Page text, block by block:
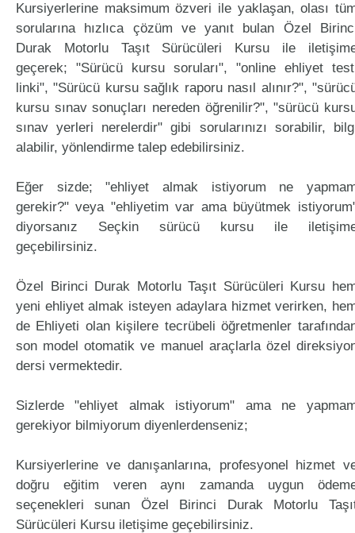
Kursiyerlerine maksimum özveri ile yaklaşan, olası
sorularına hızlıca çözüm ve yanıt bulan Özel
Durak Motorlu Taşıt Sürücüleri Kursu ile
geçerek; "Sürücü kursu soruları", "online ehliyet
linki", "Sürücü kursu sağlık raporu nasıl alınır?",
kursu sınav sonuçları nereden öğrenilir?", "sürücü
sınav yerleri nerelerdir" gibi sorularınızı sorabilir,
alabilir, yönlendirme talep edebilirsiniz.
Eğer sizde; "ehliyet almak istiyorum ne
gerekir?" veya "ehliyetim var ama büyütmek
diyorsanız Seçkin sürücü kursu ile
geçebilirsiniz.
Özel Birinci Durak Motorlu Taşıt Sürücüleri Kursu
yeni ehliyet almak isteyen adaylara hizmet verirken,
de Ehliyeti olan kişilere tecrübeli öğretmenler
son model otomatik ve manuel araçlarla özel
dersi vermektedir.
Sizlerde "ehliyet almak istiyorum" ama ne
gerekiyor bilmiyorum diyenlerdenseniz;
Kursiyerlerine ve danışanlarına, profesyonel hizmet
doğru eğitim veren aynı zamanda uygun
seçenekleri sunan Özel Birinci Durak Motorlu
Sürücüleri Kursu iletişime geçebilirsiniz.